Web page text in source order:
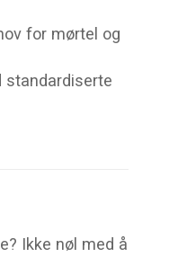
for mørtel og
standardiserte
Ikke nøl med å